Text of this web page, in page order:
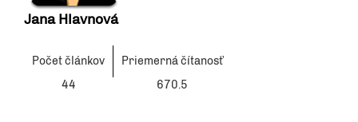
Jana Hlavnová
Počet článkov
Priemerná čítanosť
44
670.5